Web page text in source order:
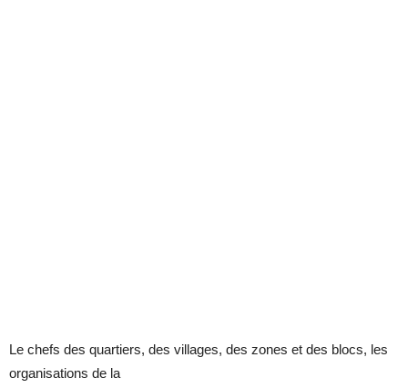
Le chefs des quartiers, des villages, des zones et des blocs, les
organisations de la